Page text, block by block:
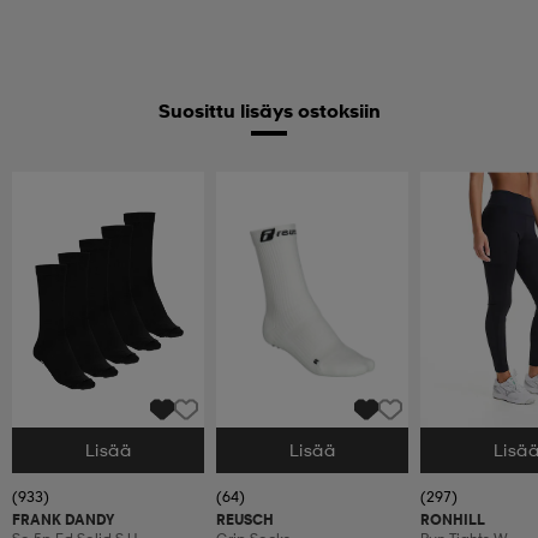
Suosittu lisäys ostoksiin
Valitse Koko
Lisää
(933)
FRANK DANDY
Valitse Koko
Lisää
(64)
REUSCH
Valitse Koko
(297)
RONHILL